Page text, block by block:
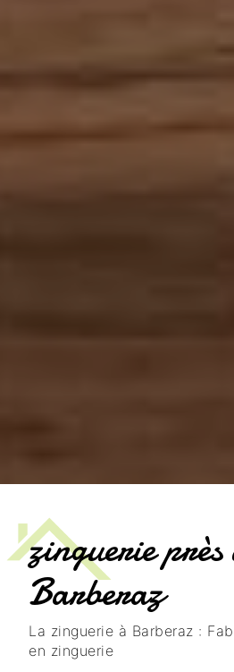
zinguerie près
Barberaz
La zinguerie à Barberaz :
en zinguerie